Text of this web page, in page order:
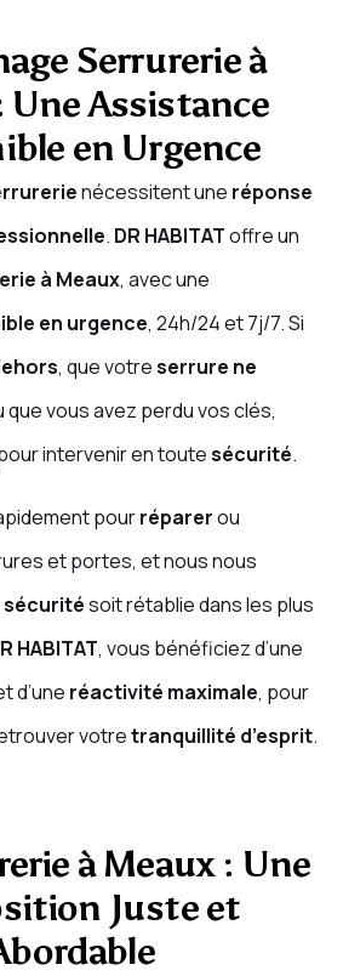
Serrurerie à
Une Assistance
en Urgence
nécessitent une réponse
. DR HABITAToffre un
à Meaux, avec une
en urgence, 24h/24 et 7j/7. Si
, que votreserrure ne
que vous avez perdu vos clés,
intervenir en toutesécurité.
pourréparerou
et portes, et nous nous
sécuritésoit rétablie dans les plus
HABITAT, vous bénéficiez d’une
d’une réactivité maximale, pour
votretranquillité d’esprit.
à Meaux : Une
Juste et